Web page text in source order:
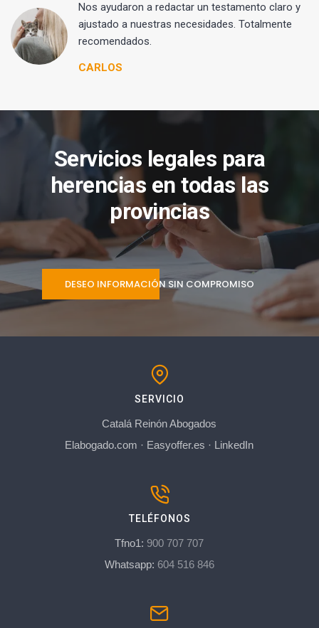
Nos ayudaron a redactar un testamento claro y
ajustado a nuestras necesidades. Totalmente
recomendados.
CARLOS
Servicios legales para
herencias en todas las
provincias
DESEO INFORMACIÓN SIN COMPROMISO
SERVICIO
Catalá Reinón Abogados
Elabogado.com · Easyoffer.es · LinkedIn
TELÉFONOS
Tfno1: 900 707 707
Whatsapp: 604 516 846